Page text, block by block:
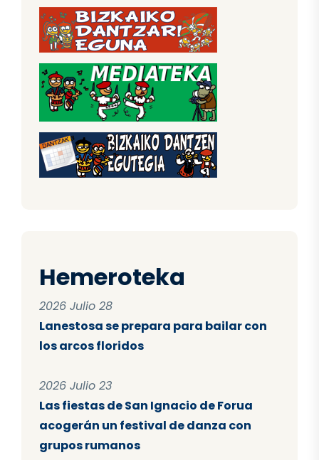
Hemeroteka
2026 Julio 28
Lanestosa se prepara para bailar con
los arcos floridos
2026 Julio 23
Las fiestas de San Ignacio de Forua
acogerán un festival de danza con
grupos rumanos